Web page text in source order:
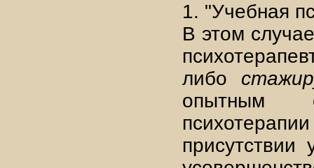
1. "Учебная
В этом
либо
опытным
присутствии